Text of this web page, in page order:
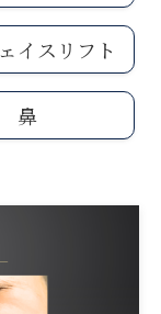
イスリフト
鼻